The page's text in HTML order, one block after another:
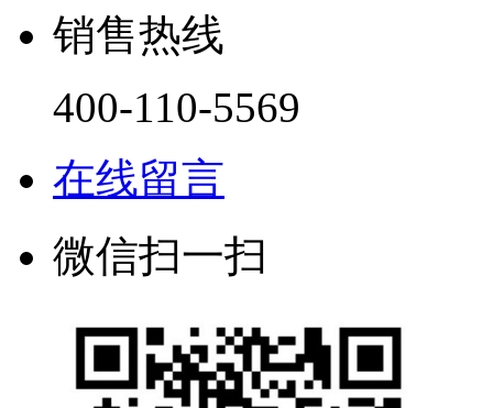
销售热线
400-110-5569
在线留言
微信扫一扫